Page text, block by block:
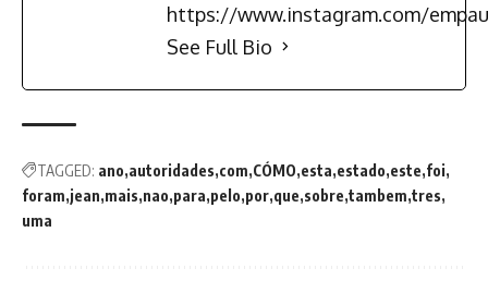
https://www.instagram.com/
See Full Bio
TAGGED: ano autoridades com CÓMO esta estado este foi
foram jean mais nao para pelo por que sobre tambem tres
uma